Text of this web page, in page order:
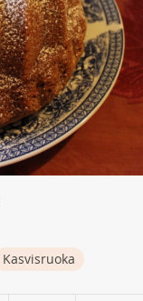
Kasvisruoka